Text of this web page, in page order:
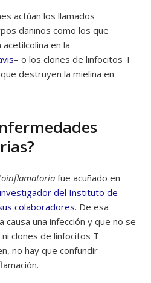
actúan los llamados
dañinos como los que
en la
– o los clones de linfocitos T
destruyen la mielina en
fue acuñado en
del Instituto de
colaboradores. De esa
causa una infección y que no se
clones de linfocitos T
no hay que confundir